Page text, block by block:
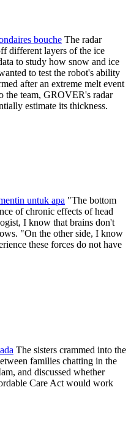
bouche The radar
different layers of the ice
to study how snow and ice
to test the robot's ability
after an extreme melt event
the team, GROVER's radar
estimate its thickness.
untuk apa "The bottom
of chronic effects of head
I know that brains don't
"On the other side, I know
these forces do not have
The sisters crammed into the
families chatting in the
and discussed whether
Care Act would work